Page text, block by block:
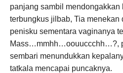
panjang sambil mendongakkan
terbungkus jilbab, Tia menekan
penisku sementara vaginanya
Mass…mmhh…oouuccchh…?,
sembari menundukkan
tatkala mencapai puncaknya.